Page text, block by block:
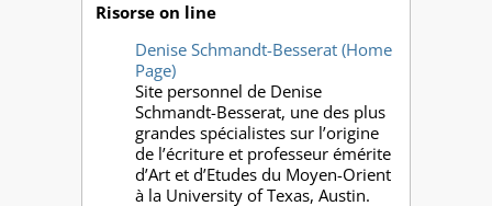
Risorse on line
Denise Schmandt-Besserat (Home
Page)
Site personnel de Denise
Schmandt-Besserat, une des plus
grandes spécialistes sur l’origine
de l’écriture et professeur émérite
d’Art et d’Etudes du Moyen-Orient
à la University of Texas, Austin.